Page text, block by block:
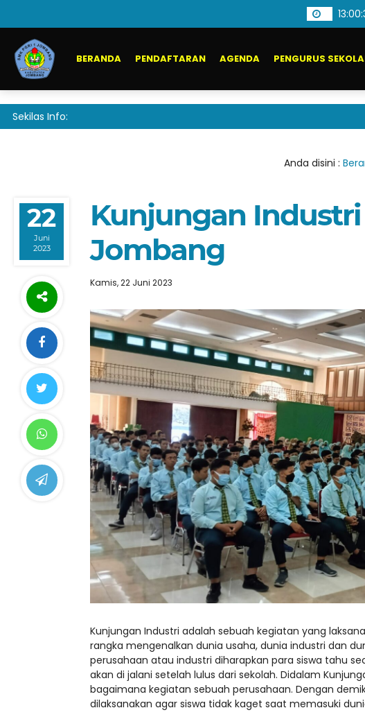
13:00:
BERANDA PENDAFTARAN AGENDA PENGURUS
Sekilas Info:
Anda disini :
22
Juni
2023
Kunjungan Industri
Jombang
Kamis, 22 Juni 2023
Kunjungan Industri adalah sebuah kegiatan yang
rangka mengenalkan dunia usaha, dunia industri dan
perusahaan atau industri diharapkan para siswa tahu
akan di jalani setelah lulus dari sekolah. Didalam
bagaimana kegiatan sebuah perusahaan. Dengan
dilaksanakan agar siswa tidak kaget saat memasuki